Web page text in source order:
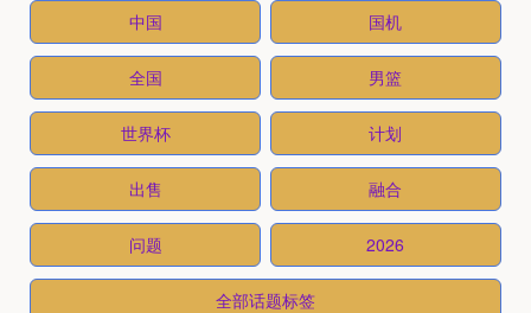
中国 国机
全国 男篮
世界杯 计划
出售 融合
问题 2026
全部话题标签